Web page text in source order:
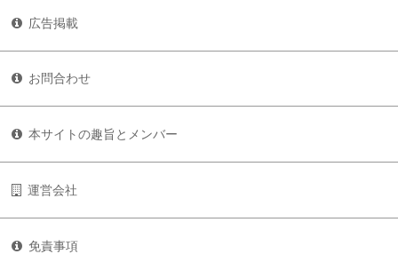
広告掲載
お問合わせ
本サイトの趣旨とメンバー
運営会社
免責事項